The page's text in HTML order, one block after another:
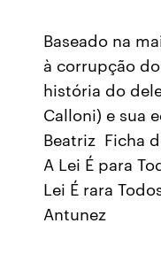
Baseado na
à corrupção
história do
Calloni) e sua
Beatriz Ficha
A Lei É para
Lei É rara
Antunez